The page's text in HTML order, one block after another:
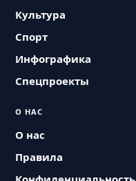
Культура
Спорт
Инфографика
Спецпроекты
О НАС
О нас
Правила